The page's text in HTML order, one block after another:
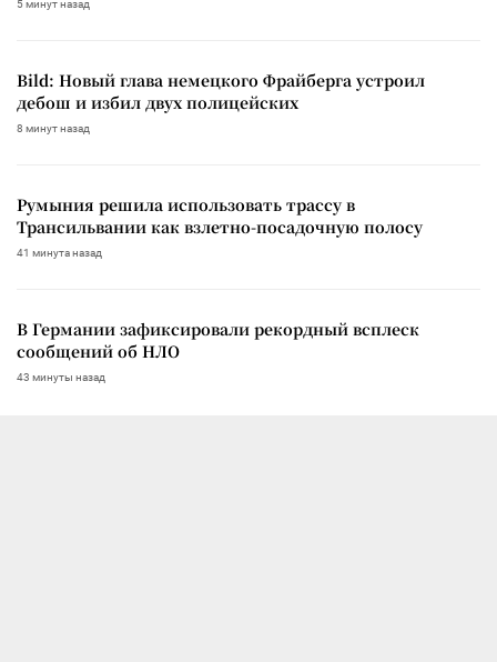
5 минут назад
Bild: Новый глава немецкого Фрайберга устроил
дебош и избил двух полицейских
8 минут назад
Румыния решила использовать трассу в
Трансильвании как взлетно-посадочную полосу
41 минута назад
В Германии зафиксировали рекордный всплеск
сообщений об НЛО
43 минуты назад